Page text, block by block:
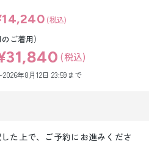
(税込)
ご着用）
(税込)
年8月12日 23:59まで
た上で、ご予約にお進みくださ